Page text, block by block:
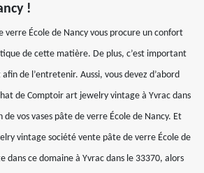
!
verre École de Nancy vous procure un confort
de cette matière. De plus, c’est important
de l’entretenir. Aussi, vous devez d’abord
de Comptoir art jewelry vintage à Yvrac dans
vos vases pâte de verre École de Nancy. Et
vintage société vente pâte de verre École de
dans ce domaine à Yvrac dans le 33370, alors